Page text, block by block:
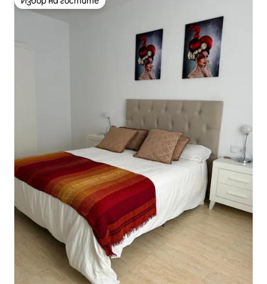
Избор на гостите